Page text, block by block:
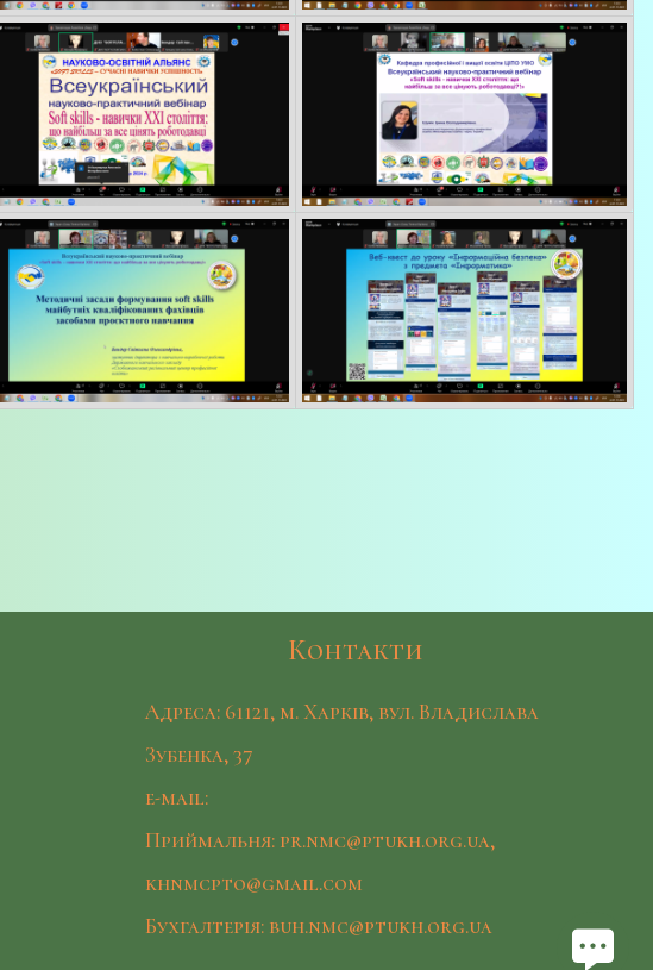
Контакти
Адреса: 61121, м. Харків, вул. Владислава
Зубенка, 37
e-mail:
Приймальня: pr.nmc@ptukh.org.ua,
khnmcpto@gmail.com
Бухгалтерія: buh.nmc@ptukh.org.ua